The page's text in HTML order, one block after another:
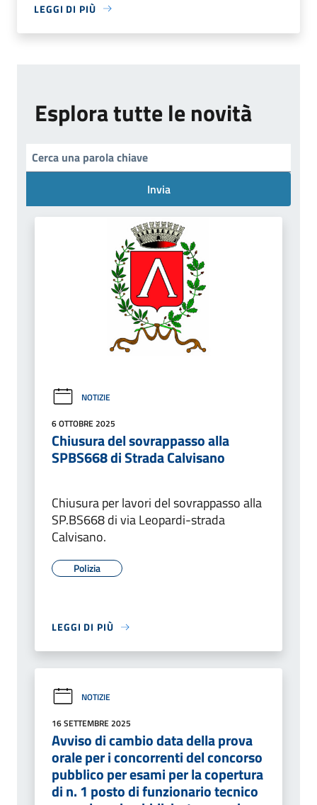
LEGGI DI PIÙ
Esplora tutte le novità
Invia
NOTIZIE
6 OTTOBRE 2025
Chiusura del sovrappasso alla
SPBS668 di Strada Calvisano
Chiusura per lavori del sovrappasso alla
SP.BS668 di via Leopardi-strada
Calvisano.
Polizia
LEGGI DI PIÙ
NOTIZIE
16 SETTEMBRE 2025
Avviso di cambio data della prova
orale per i concorrenti del concorso
pubblico per esami per la copertura
di n. 1 posto di funzionario tecnico